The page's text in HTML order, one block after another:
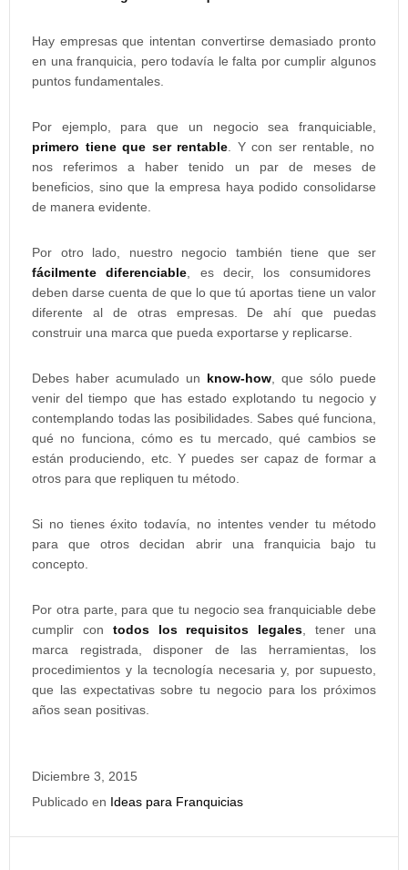
Hay empresas que intentan convertirse demasiado pronto
en una franquicia, pero todavía le falta por cumplir algunos
puntos fundamentales.
Por ejemplo, para que un negocio sea franquiciable,
primero tiene que ser rentable . Y con ser rentable, no
nos referimos a haber tenido un par de meses de
beneficios, sino que la empresa haya podido consolidarse
de manera evidente.
Por otro lado, nuestro negocio también tiene que ser
fácilmente diferenciable , es decir, los consumidores
deben darse cuenta de que lo que tú aportas tiene un valor
diferente al de otras empresas. De ahí que puedas
construir una marca que pueda exportarse y replicarse.
Debes haber acumulado un know-how , que sólo puede
venir del tiempo que has estado explotando tu negocio y
contemplando todas las posibilidades. Sabes qué funciona,
qué no funciona, cómo es tu mercado, qué cambios se
están produciendo, etc. Y puedes ser capaz de formar a
otros para que repliquen tu método.
Si no tienes éxito todavía, no intentes vender tu método
para que otros decidan abrir una franquicia bajo tu
concepto.
Por otra parte, para que tu negocio sea franquiciable debe
cumplir con todos los requisitos legales , tener una
marca registrada, disponer de las herramientas, los
procedimientos y la tecnología necesaria y, por supuesto,
que las expectativas sobre tu negocio para los próximos
años sean positivas.
Diciembre 3, 2015
Publicado en Ideas para Franquicias